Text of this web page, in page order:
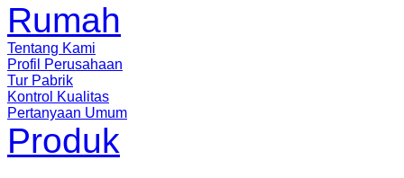
Rumah
Tentang Kami
Profil Perusahaan
Tur Pabrik
Kontrol Kualitas
Pertanyaan Umum
Produk